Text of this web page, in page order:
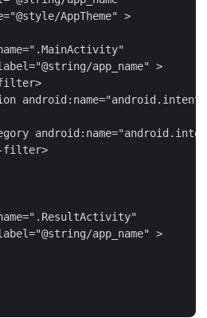
AppTheme" >
app_name" >
filter>
app_name" >